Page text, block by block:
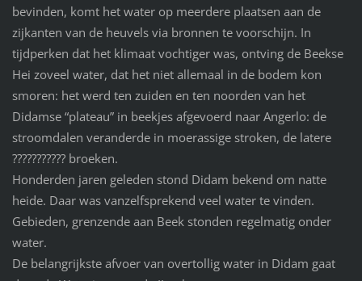
bevinden, komt het water op meerdere plaatsen aan de
zijkanten van de heuvels via bronnen te voorschijn. In
tijdperken dat het klimaat vochtiger was, ontving de Beekse
Hei zoveel water, dat het niet allemaal in de bodem kon
smoren: het werd ten zuiden en ten noorden van het
Didamse “plateau” in beekjes afgevoerd naar Angerlo: de
stroomdalen veranderde in moerassige stroken, de latere
??????????? broeken.
Honderden jaren geleden stond Didam bekend om natte
heide. Daar was vanzelfsprekend veel water te vinden.
Gebieden, grenzende aan Beek stonden regelmatig onder
water.
De belangrijkste afvoer van overtollig water in Didam gaat